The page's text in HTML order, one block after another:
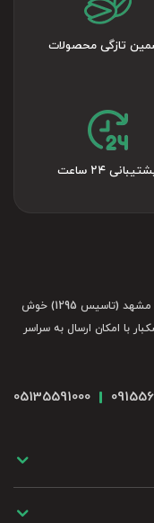
تازگی محصولات
۲۴ ساعت
به شعبه آنلاین فروشگاه آجیل و خشکبار آجیل چی مشهد (تاسیس 1295) خوش
با امکان ارسال به سراسر
05135591000